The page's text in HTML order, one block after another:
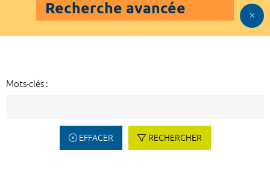
Recherche avancée
Mots-clés :
EFFACER RECHERCHER